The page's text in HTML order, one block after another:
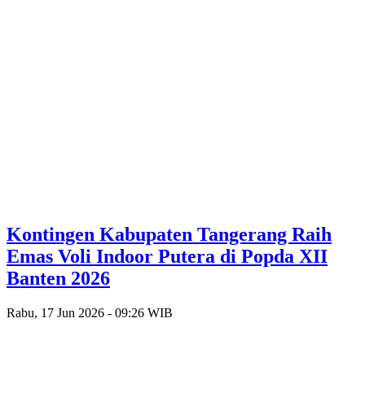
Kontingen Kabupaten Tangerang Raih
Emas Voli Indoor Putera di Popda XII
Banten 2026
Rabu, 17 Jun 2026 - 09:26 WIB